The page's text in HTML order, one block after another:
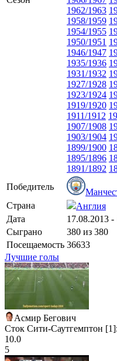
1962/1963
1958/1959
1954/1955
1950/1951
1946/1947
1935/1936
1931/1932
1927/1928
1923/1924
1919/1920
1911/1912
1907/1908
1903/1904
1899/1900
1895/1896
1891/1892
Победитель
Страна
Англия
Дата
17.08.2013 -
Сыграно
380 из 380
Посещаемость 36633
Лучшие голы
Асмир Бегович
Сток Сити-Саутгемптон
10.0
5